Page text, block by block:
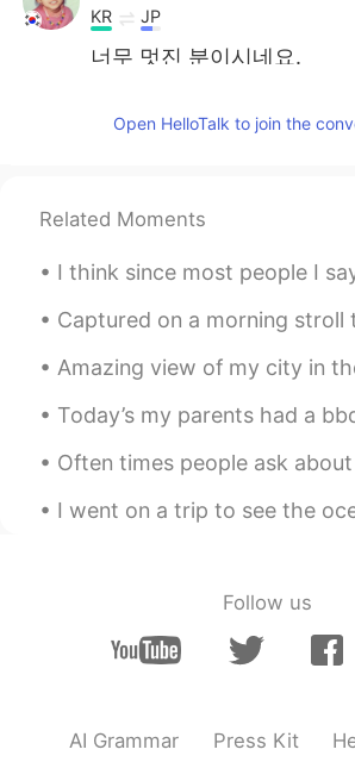
KR JP
너무 멋진 분이시네요.
EN
주는 일입니다
자존감 이 낮은 아이의 자신
고 자부심을 높여주는 일입
KR JP
아침부터 좋은 글! 고맙습
푸른곰
Jack
EN
Hyeonsik
Open HelloTalk to join the
Related Moments
I think since most people I say this too have been unsure about it.
Captured on a morning stroll through Tufts University’s main campus in
Amazing view of my city in the morning 🌄 NYC 🗽 Took this picture
Today’s my parents had a bbq day! We call it “carne asada” in Spanish
Often times people ask about my working at Disney. so here's a two
I went on a trip to see the ocean glow at night, it is called
Follow us
AI Grammar Press Kit